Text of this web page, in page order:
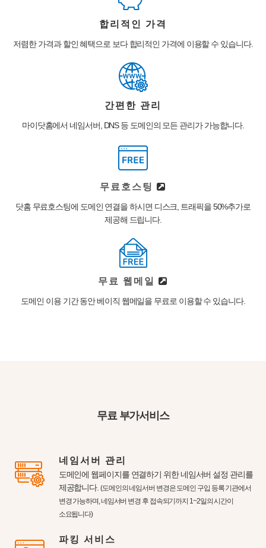
합리적인 가격
저렴한 가격과 할인 혜택으로 보다 합리적인 가격에 이용할 수 있습니다.
간편한 관리
마이닷홈에서 네임서버, DNS 등 도메인의 모든 관리가 가능합니다.
무료호스팅
닷홈 무료호스팅에 도메인 연결을 하시면 디스크, 트래픽을 50%추가로
제공해 드립니다.
무료 웹메일
도메인 이용 기간 동안 베이직 웹메일을 무료로 이용할 수 있습니다.
무료 부가서비스
네임서버 관리
도메인에 웹페이지를 연결하기 위한 네임서버 설정 관리를
제공합니다. (도메인의 네임서버 변경은 도메인 구입 등록 기관에서
변경 가능하며, 네임서버 변경 후 접속되기까지 1~2일의 시간이
소요됩니다)
파킹 서비스